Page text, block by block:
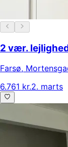
2 vær.
Farsø,
6.761 kr.2. marts